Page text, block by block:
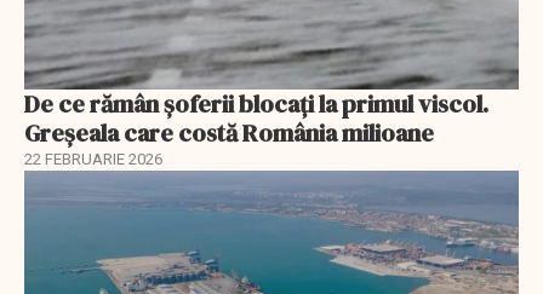
De ce rămân șoferii blocați la primul viscol.
Greșeala care costă România milioane
22 FEBRUARIE 2026